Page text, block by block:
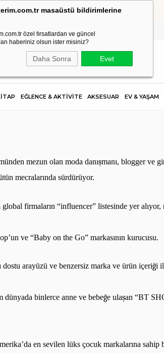
masaüstü bildirimlerine
özel fırsatlardan ve güncel
haberiniz olsun ister misiniz?
Daha Sonra Evet
HIZLI KARGO
EĞLENCE & AKTİVİTE AKSESUAR EV & YAŞAM
ünden mezun olan moda danışmanı, blogger ve
tün mecralarında sürdürüyor.
global firmaların “influencer” listesinde yer alıyor,
’un ve “Baby on the Go” markasının kurucusu.
dostu arayüzü ve benzersiz marka ve ürün içeriği
dünyada binlerce anne ve bebeğe ulaşan “BT
’da en sevilen lüks çocuk markalarına sahip